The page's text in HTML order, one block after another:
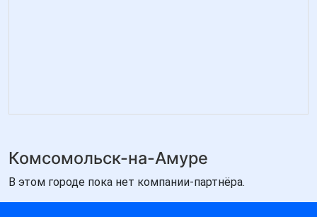
Комсомольск-на-Амуре
В этом городе пока нет компании-партнёра.